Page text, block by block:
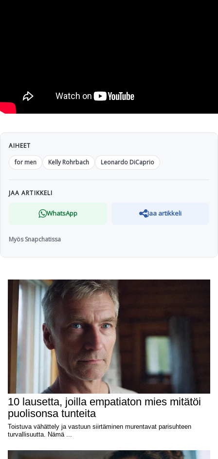
AIHEET
for men
Kelly Rohrbach Leonardo DiCaprio
JAA ARTIKKELI
WhatsApp Jaa artikkeli
Myös Snapchatissa